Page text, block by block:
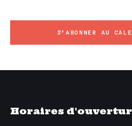
S’ABONNER AU
Horaires